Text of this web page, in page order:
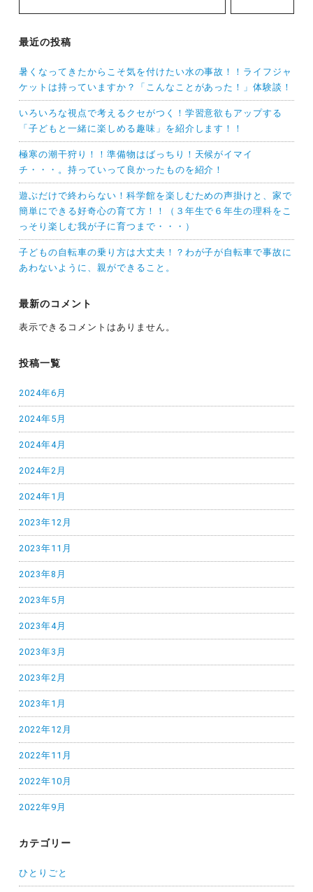
最近の投稿
暑くなってきたからこそ気を付けたい水の事故！！ライフジャ
ケットは持っていますか？「こんなことがあった！」体験談！
いろいろな視点で考えるクセがつく！学習意欲もアップする
「子どもと一緒に楽しめる趣味」を紹介します！！
極寒の潮干狩り！！準備物はばっちり！天候がイマイ
チ・・・。持っていって良かったものを紹介！
遊ぶだけで終わらない！科学館を楽しむための声掛けと、家で
簡単にできる好奇心の育て方！！（３年生で６年生の理科をこ
っそり楽しむ我が子に育つまで・・・）
子どもの自転車の乗り方は大丈夫！？わが子が自転車で事故に
あわないように、親ができること。
最新のコメント
表示できるコメントはありません。
投稿一覧
2024年6月
2024年5月
2024年4月
2024年2月
2024年1月
2023年12月
2023年11月
2023年8月
2023年5月
2023年4月
2023年3月
2023年2月
2023年1月
2022年12月
2022年11月
2022年10月
2022年9月
カテゴリー
ひとりごと